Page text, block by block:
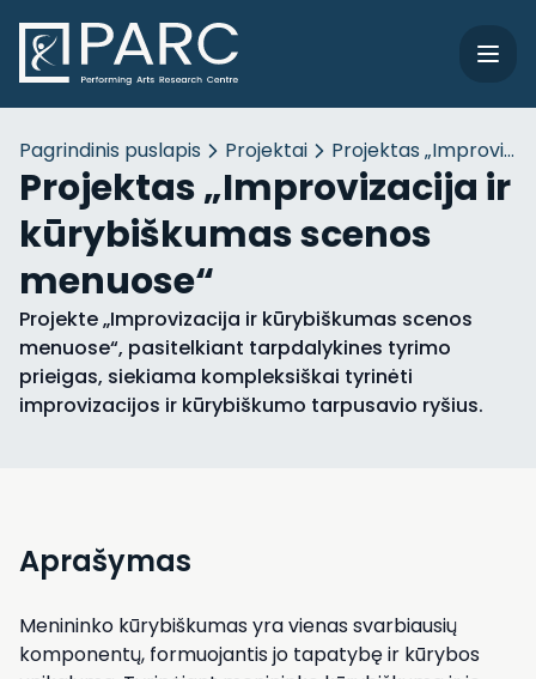
Pagrindinis puslapis Projektai Projektas
Projektas „Improvizacija ir
kūrybiškumas scenos
menuose“
Projekte „Improvizacija ir kūrybiškumas scenos
menuose“, pasitelkiant tarpdalykines tyrimo
prieigas, siekiama kompleksiškai tyrinėti
improvizacijos ir kūrybiškumo tarpusavio ryšius.
Aprašymas
Menininko kūrybiškumas yra vienas svarbiausių
komponentų, formuojantis jo tapatybę ir kūrybos